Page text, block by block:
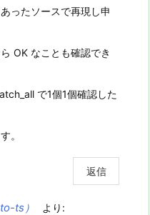
ったソースで再現し申
OK なことも確認でき
で1個1個確認した
。
返信
ts）
より: